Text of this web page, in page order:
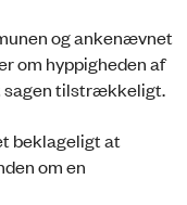
og ankenævnet
om hyppigheden af
sagen tilstrækkeligt.
beklageligt at
om en